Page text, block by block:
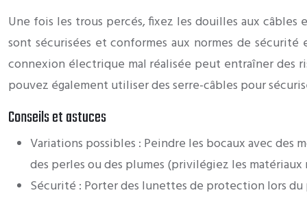
Une fois les trous percés, fixez les douilles aux câbles
sont sécurisées et conformes aux normes de
connexion électrique mal réalisée peut entraîner des
pouvez également utiliser des serre-câbles pour
Conseils et astuces
Variations possibles : Peindre les bocaux avec
des perles ou des plumes (privilégiez les
Sécurité : Porter des lunettes de protection lors du